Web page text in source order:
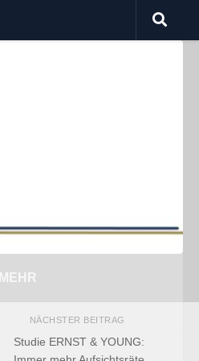
MEHR
NÄCHSTER BEITRAG
Studie ERNST & YOUNG: